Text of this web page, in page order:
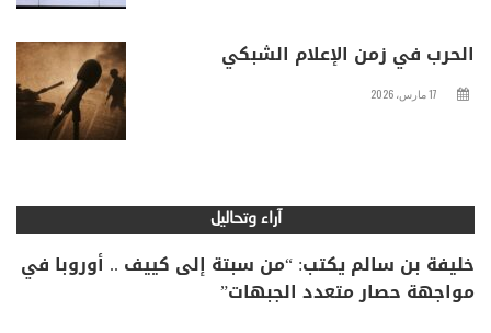
الحرب في زمن الإعلام الشبكي
17 مارس، 2026
آراء وتحاليل
خليفة بن سالم يكتب: “من سبتة إلى كييف .. أوروبا في
مواجهة حصار متعدد الجبهات”